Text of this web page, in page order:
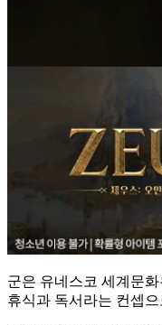
군은 유네스코 세계문
휴식과 독서라는 컨셉